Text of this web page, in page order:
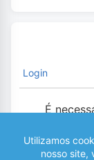
Login
É
0